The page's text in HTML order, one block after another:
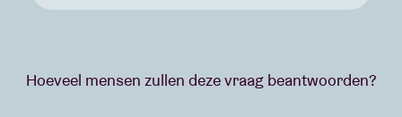
Hoeveel mensen zullen deze vraag beantwoorden?